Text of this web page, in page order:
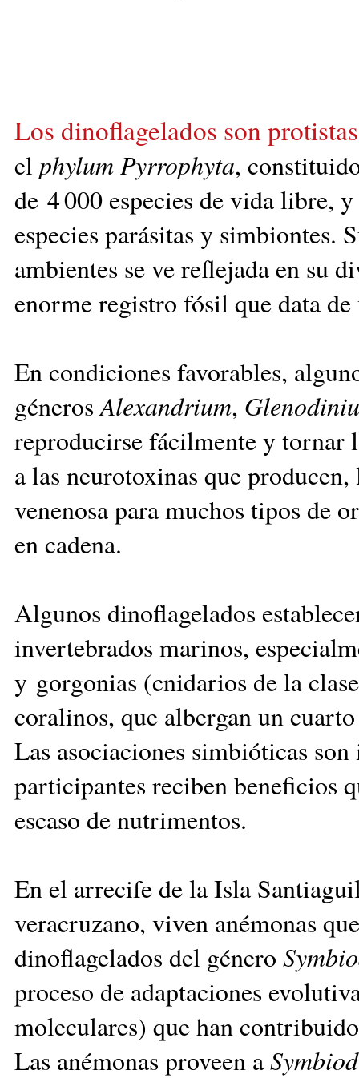
Los dinoflagelados son
el phylum Pyrrophyta,
de 4 000 especies de vida libre,
especies parásitas y simbiontes.
ambientes se ve reflejada en su
enorme registro fósil que data
En condiciones favorables,
génerosAlexandrium,
reproducirse fácilmente y tornar
a las neurotoxinas que
venenosa para muchos tipos de
en cadena.
Algunos dinoflagelados
invertebrados marinos,
y gorgonias (cnidarios de la
coralinos, que albergan un
Las asociaciones simbióticas
participantes reciben beneficios
escaso de nutrimentos.
En el arrecife de la Isla
veracruzano, viven anémonas
dinoflagelados del género
proceso de adaptaciones
moleculares) que han
Las anémonas proveen a